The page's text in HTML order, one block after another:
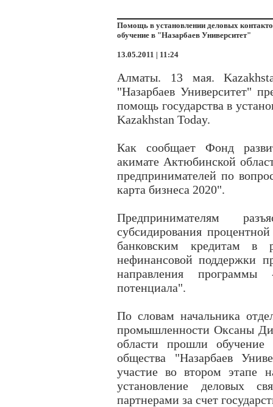
Помощь в установлении деловых
обучение в "Назарбаев Университет"
13.05.2011 | 11:24
Алматы. 13 мая.
"Назарбаев Университет"
помощь государства в
Kazakhstan Today.
Как сообщает Фонд
акимате Актюбинской
предпринимателей по
карта бизнеса 2020".
Предпринимателям
субсидирования
банковским кредитам
нефинансовой поддержки
направления программы
потенциала".
По словам начальника
промышленности Оксаны
области прошли обучение
общества "Назарбаев
участие во втором этапе
установление деловых
партнерами за счет